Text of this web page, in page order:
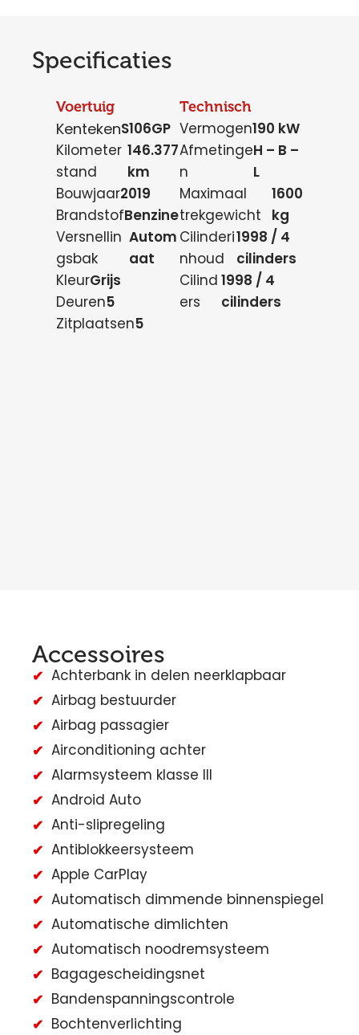
Specificaties
Voertuig
KentekenS106GP
Kilometer
stand
146.377
km
Bouwjaar2019
BrandstofBenzine
Versnellin
gsbak
Autom
aat
KleurGrijs
Deuren5
Zitplaatsen5
Technisch
Vermogen190 kW
Afmetinge
n
H – B –
L
Maximaal
trekgewicht
1600
kg
Cilinderi
nhoud
1998 / 4
cilinders
Cilind
ers
1998 / 4
cilinders
Accessoires
Achterbank in delen neerklapbaar
Airbag bestuurder
Airbag passagier
Airconditioning achter
Alarmsysteem klasse III
Android Auto
Anti-slipregeling
Antiblokkeersysteem
Apple CarPlay
Automatisch dimmende binnenspiegel
Automatische dimlichten
Automatisch noodremsysteem
Bagagescheidingsnet
Bandenspanningscontrole
Bochtenverlichting